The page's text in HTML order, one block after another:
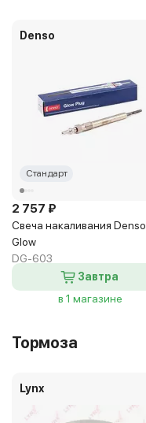
Denso
Стандарт
2 757 ₽
Свеча накаливания Denso
Glow
DG-603
Завтра
в 1 магазине
Тормоза
Lynx